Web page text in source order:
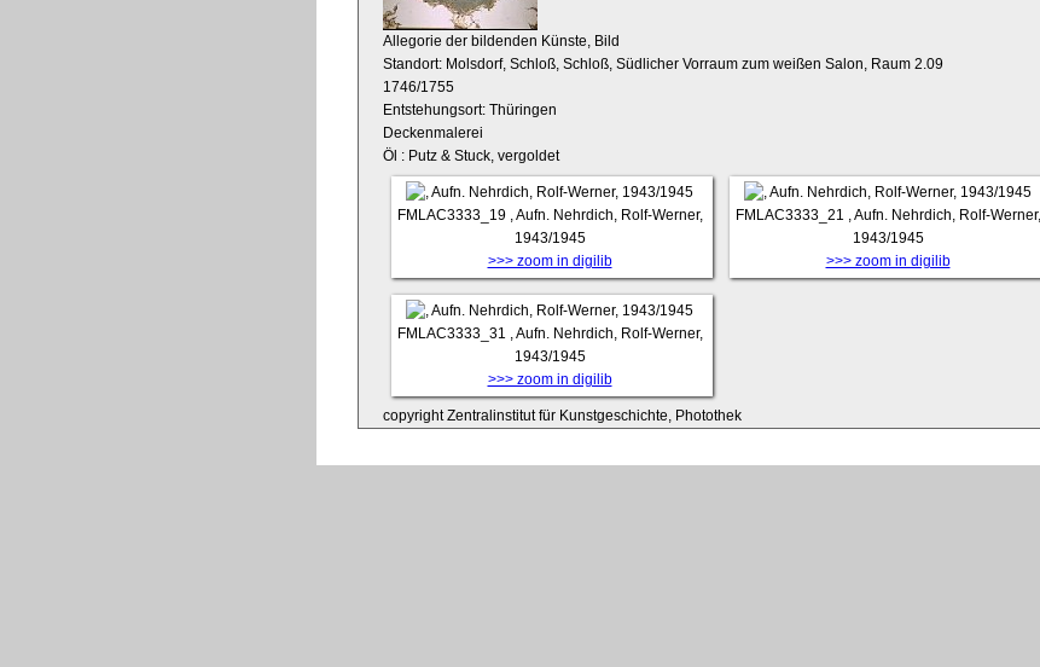
Allegorie der bildenden Künste, Bild
Standort: Molsdorf, Schloß, Schloß, Südlicher Vorraum zum weißen Salon, Raum 2.09
1746/1755
Entstehungsort: Thüringen
Deckenmalerei
Öl : Putz & Stuck, vergoldet
FMLAC3333_19
, Aufn. Nehrdich, Rolf-Werner,
1943/1945
>>> zoom in digilib
FMLAC3333_21
, Aufn. Nehrdich, Rolf-Werner,
1943/1945
>>> zoom in digilib
FMLAC3333_31
, Aufn. Nehrdich, Rolf-Werner,
1943/1945
>>> zoom in digilib
copyright Zentralinstitut für Kunstgeschichte, Photothek